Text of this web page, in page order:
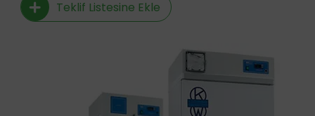
Teklif Listesine Ekle